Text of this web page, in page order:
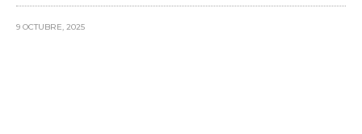
9 OCTUBRE, 2025